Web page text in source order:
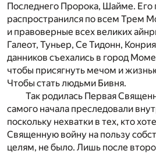
Последнего Пророка, Шайме. Его
распространился по всем Трем
и правоверные всех великих
Галеот, Туньер, Се Тидонн,
данников съехались в город
чтобы присягнуть мечом и
Чтобы стать людьми Бивня.
Так родилась Первая
самого начала преследовали
поскольку нехватки в тех, кто
Священную войну на пользу
целям, не было. Лишь после